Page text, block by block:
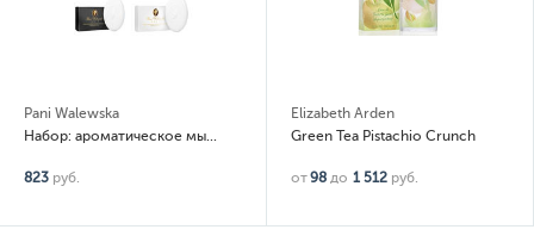
Pani Walewska
Набор: ароматическое мыло Classic, White, Gold, Noir, Ruby, Sweet Romance 6 шт по 100гр
823 руб.
Elizabeth Arden
Green Tea Pistachio Crunch
от98 до 1 512 руб.